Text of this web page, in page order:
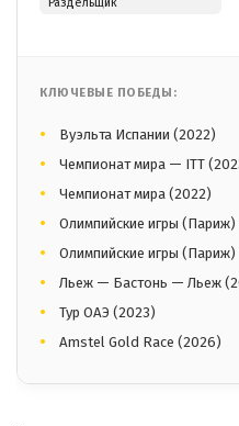
КЛЮЧЕВЫЕ ПОБЕДЫ:
Вуэльта Испании (2022)
Чемпионат мира — ITT
Чемпионат мира (2022)
Олимпийские игры
Олимпийские игры
Льеж — Бастонь — Льеж
Тур ОАЭ (2023)
Amstel Gold Race (2026)